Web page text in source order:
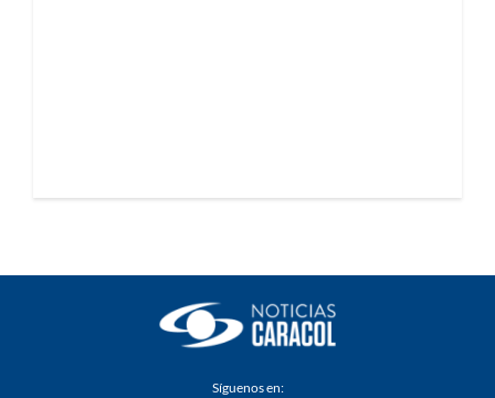
Síguenos en: